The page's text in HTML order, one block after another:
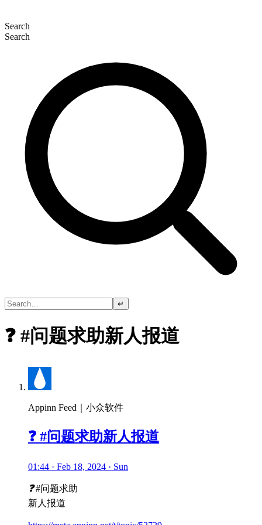
Search
Search
↵
❓ #问题求助新人报道
Appinn Feed｜小众软件
❓ #问题求助新人报道
01:44 · Feb 18, 2024 · Sun
❓#问题求助
新人报道